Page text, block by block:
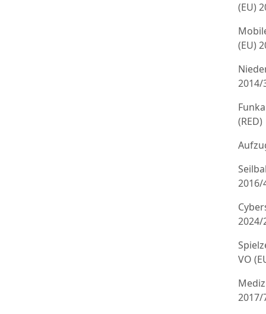
(EU)
(EU)
2014/
(RED)
2016/
2024/
VO
2017/